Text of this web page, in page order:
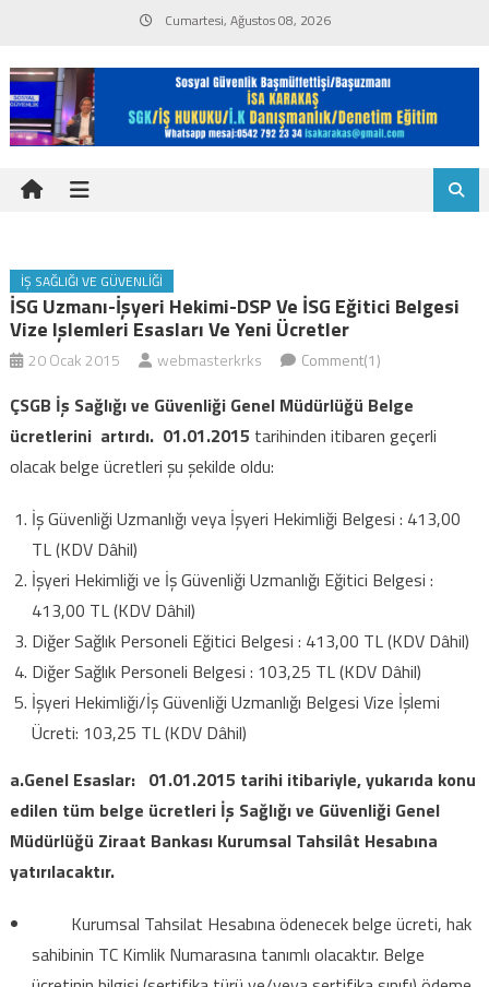
content
Cumartesi, Ağustos 08, 2026
İŞ SAĞLIĞI VE GÜVENLIĞI
İSG Uzmanı-İşyeri Hekimi-DSP Ve İSG Eğitici Belgesi
Vize Işlemleri Esasları Ve Yeni Ücretler
20 Ocak 2015 webmasterkrks Comment(1)
ÇSGB İş Sağlığı ve Güvenliği Genel Müdürlüğü Belge
ücretlerini artırdı. 01.01.2015 tarihinden itibaren geçerli
olacak belge ücretleri şu şekilde oldu:
İş Güvenliği Uzmanlığı veya İşyeri Hekimliği Belgesi : 413,00
TL (KDV Dâhil)
İşyeri Hekimliği ve İş Güvenliği Uzmanlığı Eğitici Belgesi :
413,00 TL (KDV Dâhil)
Diğer Sağlık Personeli Eğitici Belgesi : 413,00 TL (KDV Dâhil)
Diğer Sağlık Personeli Belgesi : 103,25 TL (KDV Dâhil)
İşyeri Hekimliği/İş Güvenliği Uzmanlığı Belgesi Vize İşlemi
Ücreti: 103,25 TL (KDV Dâhil)
a.Genel Esaslar: 01.01.2015 tarihi itibariyle, yukarıda konu
edilen tüm belge ücretleri İş Sağlığı ve Güvenliği Genel
Müdürlüğü Ziraat Bankası Kurumsal Tahsilât Hesabına
yatırılacaktır.
Kurumsal Tahsilat Hesabına ödenecek belge ücreti, hak
sahibinin TC Kimlik Numarasına tanımlı olacaktır. Belge